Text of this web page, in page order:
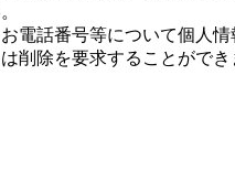
話番号等について個人
除を要求することがで